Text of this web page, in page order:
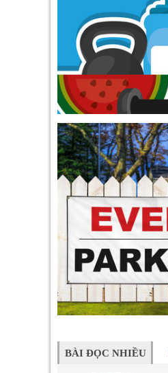
BÀI ĐỌC NHIỀU